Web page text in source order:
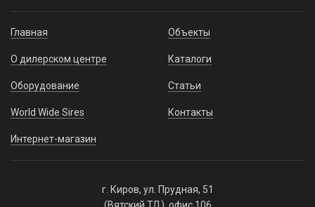
Главная
О дилерском центре
Оборудование
World Wide Sires
Интернет-магазин
Объекты
Каталоги
Статьи
Контакты
г. Киров, ул. Прудная, 51